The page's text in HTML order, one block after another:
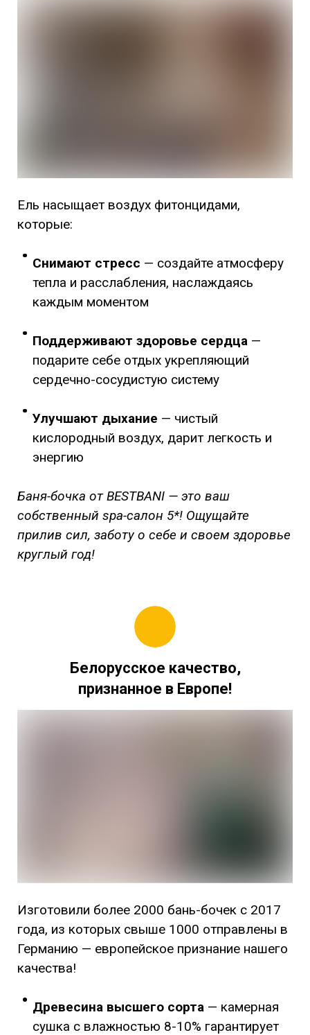
Ель насыщает воздух фитонцидами,
которые:
Снимают стресс — создайте атмосферу
тепла и расслабления, наслаждаясь
каждым моментом
Поддерживают здоровье сердца —
подарите себе отдых укрепляющий
сердечно-сосудистую систему
Улучшают дыхание — чистый
кислородный воздух, дарит легкость и
энергию
Баня-бочка от BESTBANI — это ваш
собственный spa-салон 5*! Ощущайте
прилив сил, заботу о себе и своем здоровье
круглый год!
Белорусское качество,
признанное в Европе!
Изготовили более 2000 бань-бочек с 2017
года, из которых свыше 1000 отправлены в
Германию — европейское признание нашего
качества!
Древесина высшего сорта — камерная
сушка с влажностью 8-10% гарантирует